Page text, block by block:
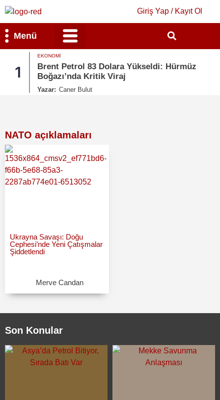
Giriş Yap / Kayıt Ol
Menü
1
EKONOMI
Brent Petrol 83 Dolara Yükseldi: Hürmüz
Boğazı’nda Kritik Viraj
Yazar: Caner Bulut
NATO açıklamaları
Ukrayna Savaşı: Doğu
Cephesi’nde Yeni Çatışmalar
Şiddetlendi
Merve Candan
Son Konular